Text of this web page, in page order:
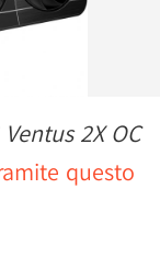
2X OC
questo